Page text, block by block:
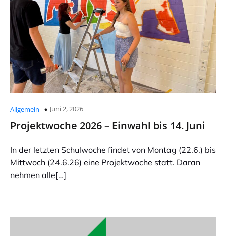
Allgemein Juni 2, 2026
Projektwoche 2026 – Einwahl bis 14. Juni
In der letzten Schulwoche findet von Montag (22.6.) bis
Mittwoch (24.6.26) eine Projektwoche statt. Daran
nehmen alle[…]